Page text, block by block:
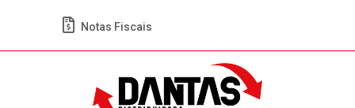
Notas Fiscais